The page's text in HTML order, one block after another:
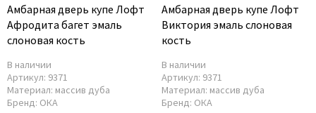
Амбарная дверь купе Лофт
Афродита багет эмаль
слоновая кость
В наличии
Артикул: 9371
Материал: массив дуба
Бренд: ОКА
Амбарная дверь купе Лофт
Виктория эмаль слоновая
кость
В наличии
Артикул: 9371
Материал: массив дуба
Бренд: ОКА